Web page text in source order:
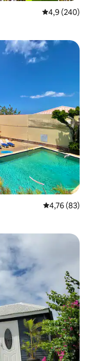
Note
4,9 (240)
Note
4,76 (83)